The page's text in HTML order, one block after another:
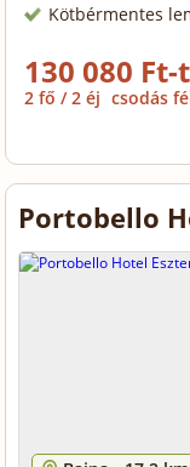
Kötbérmentes
130 080
2 fő / 2 éj csodás
Portobello